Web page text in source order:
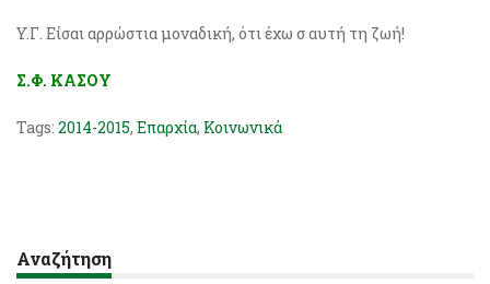
Y.Γ. Είσαι αρρώστια μοναδική, ότι έχω σ αυτή τη ζωή!
Σ.Φ. ΚΑΣΟΥ
Tags: 2014-2015, Επαρχία, Κοινωνικά
Αναζήτηση